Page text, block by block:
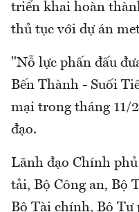
triển khai hoàn
thủ tục với dự án
"Nỗ lực phấn đấu
Bến Thành - Suối
mại trong tháng 11/
đạo.
Lãnh đạo Chính
tải, Bộ Công an, Bộ
Bộ Tài chính, Bộ Tư